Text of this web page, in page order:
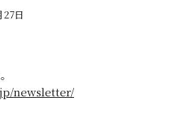
27日
newsletter/